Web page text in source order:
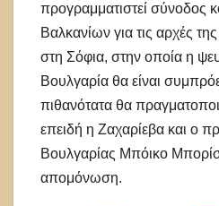
προγραμματιστεί σύνοδος
Βαλκανίων για τις αρχές
στη Σόφια, στην οποία η
Βουλγαρία θα είναι
πιθανότατα θα
επειδή η Ζαχαρίεβα και ο
Βουλγαρίας Μπόικο
απομόνωση.